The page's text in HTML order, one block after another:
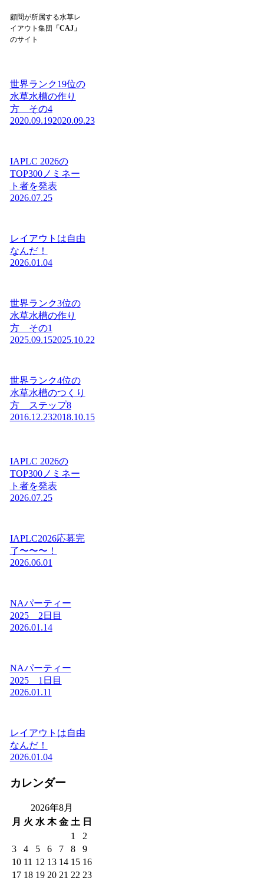
顧問が所属する水草レ
イアウト集団
「CAJ」
のサイト
世界ランク19位の
水草水槽の作り
方 その4
2020.09.192020.09.23
IAPLC 2026の
TOP300ノミネー
ト者を発表
2026.07.25
レイアウトは自由
なんだ！
2026.01.04
世界ランク3位の
水草水槽の作り
方 その1
2025.09.152025.10.22
世界ランク4位の
水草水槽のつくり
方 ステップ8
2016.12.232018.10.15
IAPLC 2026の
TOP300ノミネー
ト者を発表
2026.07.25
IAPLC2026応募完
了〜〜〜！
2026.06.01
NAパーティー
2025 2日目
2026.01.14
NAパーティー
2025 1日目
2026.01.11
レイアウトは自由
なんだ！
2026.01.04
カレンダー
2026年8月
月 火 水 木 金 土 日
1
2
3
4 5 6 7 8
9
10 11 12 13 14 15 16
17 18 19 20 21 22 23